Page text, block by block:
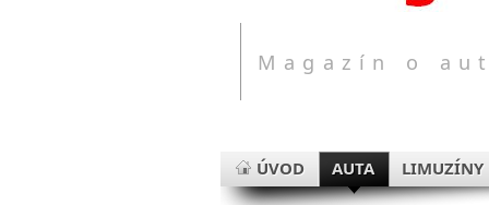
Magazín o
ÚVOD AUTA LIMUZÍNY